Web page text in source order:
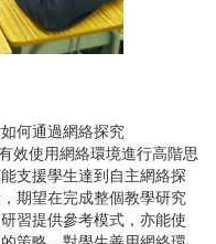
何通過網絡探究
效使用網絡環境進行高階思
支援學生達到自主網絡探
期望在完成整個教學研究
習提供參考模式，亦能使